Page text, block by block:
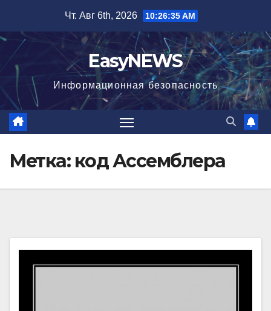
содержимому
Чт. Авг 6th, 2026 10:26:36 AM
EasyNEWS
Информационная безопаcность
Метка: код Ассемблера